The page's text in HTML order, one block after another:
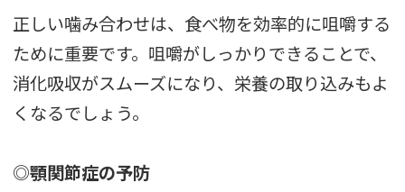
正しい噛み合わせは、食べ物を効率的に咀嚼する
ために重要です。咀嚼がしっかりできることで、
消化吸収がスムーズになり、栄養の取り込みもよ
くなるでしょう。
◎顎関節症の予防